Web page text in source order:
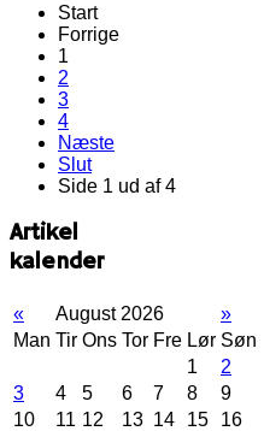
Start
Forrige
1
2
3
4
Næste
Slut
Side 1 ud af 4
Artikel
kalender
« August 2026
»
Man Tir Ons Tor Fre Lør Søn
1
2
3
4 5 6 7 8
9
10
11 12 13 14 15
16